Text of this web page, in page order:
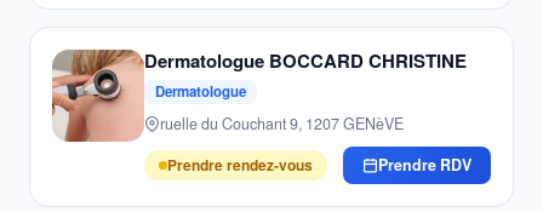
Dermatologue BOCCARD CHRISTINE
Dermatologue
ruelle du Couchant 9, 1207 GENèVE
Prendre rendez-vous
Prendre RDV